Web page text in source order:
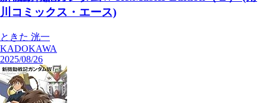
川コミックス・エース)
ときた 洸一
KADOKAWA
2025/08/26